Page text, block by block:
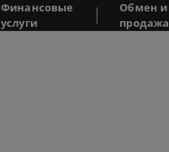
Финансовые
услуги
Обмен и
продажа